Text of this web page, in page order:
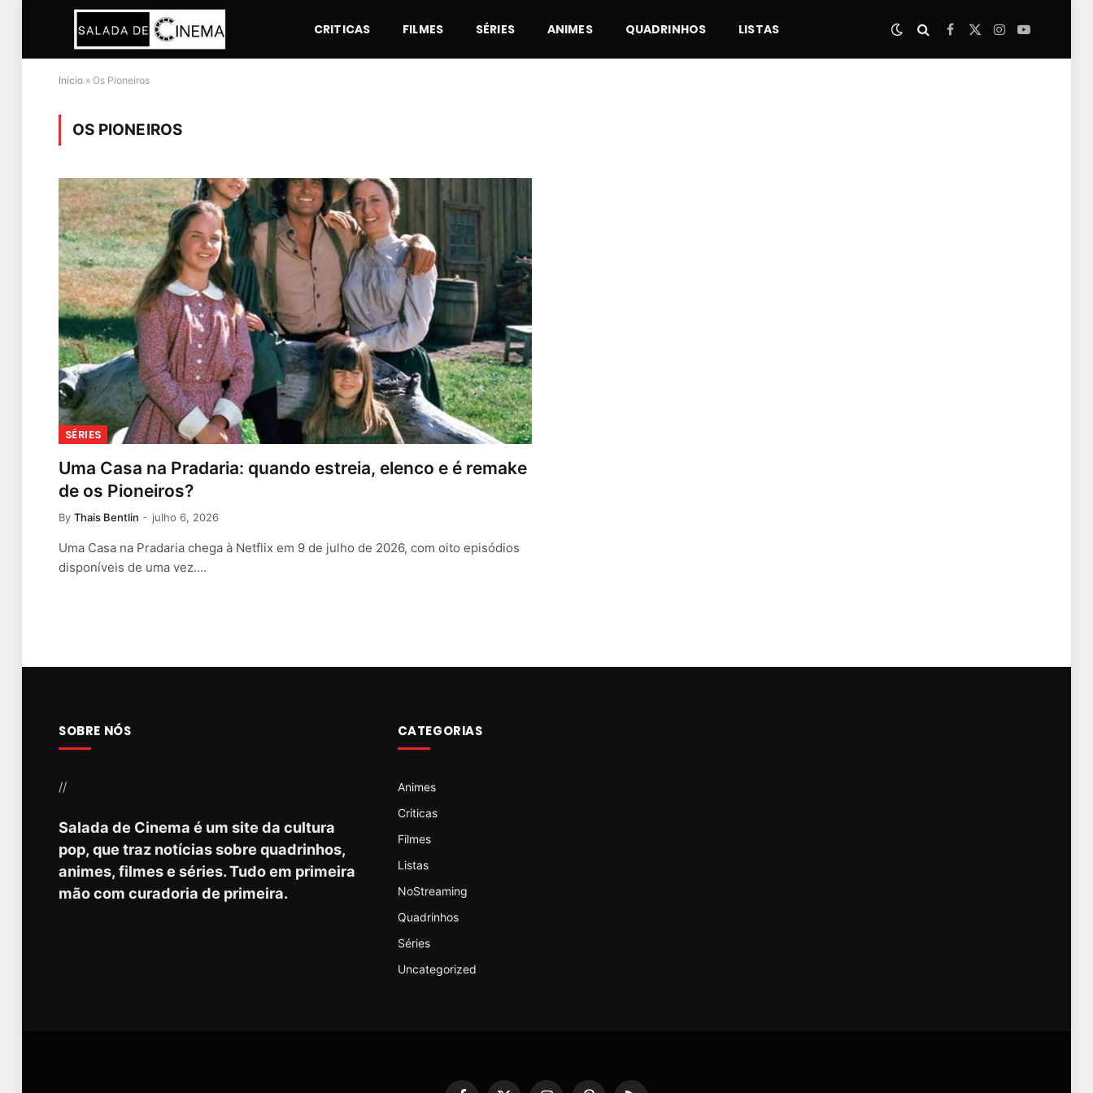
CRITICAS FILMES SÉRIES ANIMES QUADRINHOS LISTAS Facebook
X
Instagram
YouTube
Início » Os Pioneiros
OS PIONEIROS
SÉRIES
Uma Casa na Pradaria: quando estreia, elenco e é remake
de os Pioneiros?
By Thais Bentlin julho 6, 2026
Uma Casa na Pradaria chega à Netflix em 9 de julho de 2026, com oito episódios
disponíveis de uma vez.…
SOBRE NÓS
//
Salada de Cinema é um site da cultura
pop, que traz notícias sobre quadrinhos,
animes, filmes e séries. Tudo em primeira
mão com curadoria de primeira.
CATEGORIAS
Animes
Criticas
Filmes
Listas
NoStreaming
Quadrinhos
Séries
Uncategorized